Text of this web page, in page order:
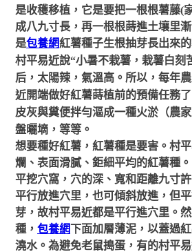
是收穫移植，它是要把一根根薯藤(
成八九寸長，再一根根蒔進土壤里
是包養網紅薯種子生根抽芽長出來的
村平易近說“小暑不栽薯，栽薯白刻
后，太陽辣，氣溫高。所以，每年
近開端做好紅薯蒔植前的預備任務
皮灰與糞便拌勻漚成一種火淤（農
盤曬墑，等等 。
想要種好紅薯，紅薯種是要害。村
爛、表面滑膩、鉅細平均的紅薯種
平挖穴窩，穴的深、寬和距離九寸
平行放進穴里，也可傾斜放進，但
芽，故村平易近都是平行進穴里。
種，包養網
下面加層薄泥，以蓋過
澆水。為避免老鼠搗蛋，有的村平